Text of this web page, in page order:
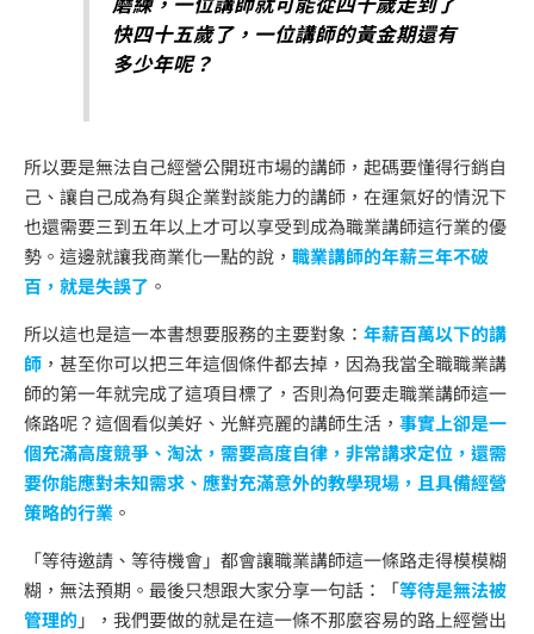
快四十五歲了，一位講師的黃金期還有
多少年呢？
所以要是無法自己經營公開班市場的講師，起碼要懂得行銷自
己、讓自己成為有與企業對談能力的講師，在運氣好的情況下
也還需要三到五年以上才可以享受到成為職業講師這行業的優
勢。這邊就讓我商業化一點的說， 職業講師的年薪三年不破
百，就是失誤了 。
所以這也是這一本書想要服務的主要對象： 年薪百萬以下的講
師 ，甚至你可以把三年這個條件都去掉，因為我當全職職業講
師的第一年就完成了這項目標了，否則為何要走職業講師這一
條路呢？這個看似美好、光鮮亮麗的講師生活， 事實上卻是一
個充滿高度競爭、淘汰，需要高度自律，非常講求定位，還需
要你能應對未知需求、應對充滿意外的教學現場，且具備經營
策略的行業 。
「等待邀請、等待機會」都會讓職業講師這一條路走得模模糊
糊，無法預期。最後只想跟大家分享一句話：「等待是無法被
管理的」，我們要做的就是在這一條不那麼容易的路上經營出